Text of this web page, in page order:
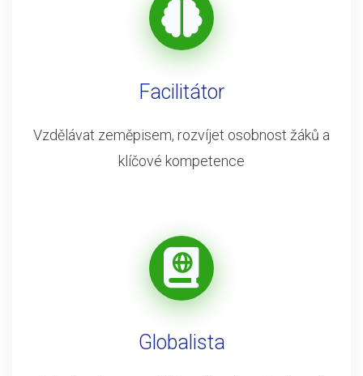
Facilitátor
Vzdělávat zeměpisem, rozvíjet osobnost žáků a
klíčové kompetence
Globalista